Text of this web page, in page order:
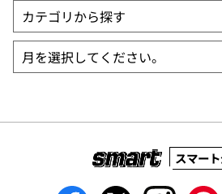
スマー